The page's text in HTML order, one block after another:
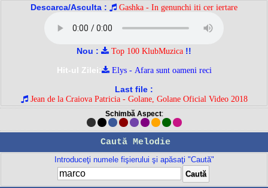
Descarca/Asculta :
Gashka - In genunchi iti cer iertare
Nou : Top 100 KlubMuzica !!
Hit-ul Zilei:
Elys - Afara sunt oameni reci
Last file :
Jean de la Craiova Patricia - Golane, Golane Oficial Video 2018
Schimbă Aspect:
Caută Melodie
Introduceţi numele fişierului şi apăsaţi "Caută"